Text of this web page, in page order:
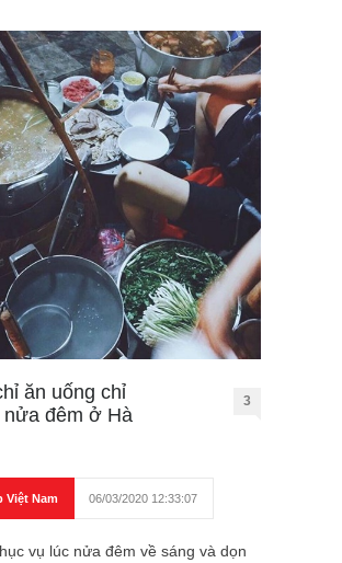
ăn uống chỉ
đêm ở Hà
3
Việt Nam 06/03/2020 12:33:07
vụ lúc nửa đêm về sáng và dọn